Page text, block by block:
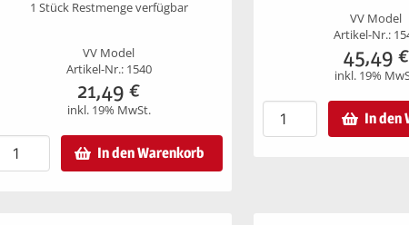
1 Stück Restmenge verfügbar
VV Model
Artikel-Nr.: 1540
21,49 €
inkl. 19% MwSt.
In den Warenkorb
VV Model
Artikel-Nr.:
45,49 €
inkl. 19%
In den